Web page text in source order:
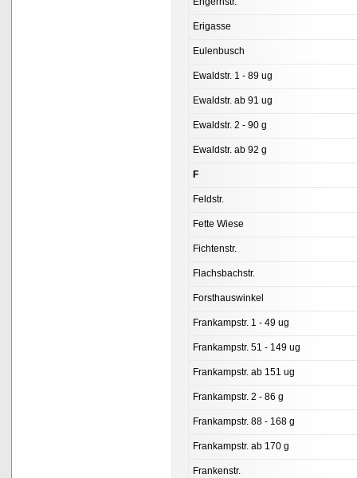
Erigasse
Eulenbusch
Ewaldstr. 1 - 89 ug
Ewaldstr. ab 91 ug
Ewaldstr. 2 - 90 g
Ewaldstr. ab 92 g
F
Feldstr.
Fette Wiese
Fichtenstr.
Flachsbachstr.
Forsthauswinkel
Frankampstr. 1 - 49 ug
Frankampstr. 51 - 149 ug
Frankampstr. ab 151 ug
Frankampstr. 2 - 86 g
Frankampstr. 88 - 168 g
Frankampstr. ab 170 g
Frankenstr.